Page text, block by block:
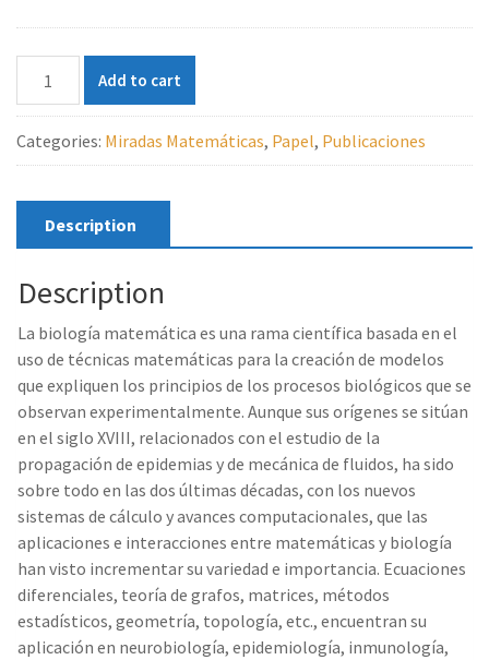
matemáticas
de
la
biología
Manuel
León,
Gómez
Corral
quantity
Add to cart
Categories: Miradas Matemáticas, Papel, Publicaciones
Description
Description
La biología matemática es una rama científica basada en el
uso de técnicas matemáticas para la creación de modelos
que expliquen los principios de los procesos biológicos que se
observan experimentalmente. Aunque sus orígenes se sitúan
en el siglo XVIII, relacionados con el estudio de la
propagación de epidemias y de mecánica de fluidos, ha sido
sobre todo en las dos últimas décadas, con los nuevos
sistemas de cálculo y avances computacionales, que las
aplicaciones e interacciones entre matemáticas y biología
han visto incrementar su variedad e importancia. Ecuaciones
diferenciales, teoría de grafos, matrices, métodos
estadísticos, geometría, topología, etc., encuentran su
aplicación en neurobiología, epidemiología, inmunología,